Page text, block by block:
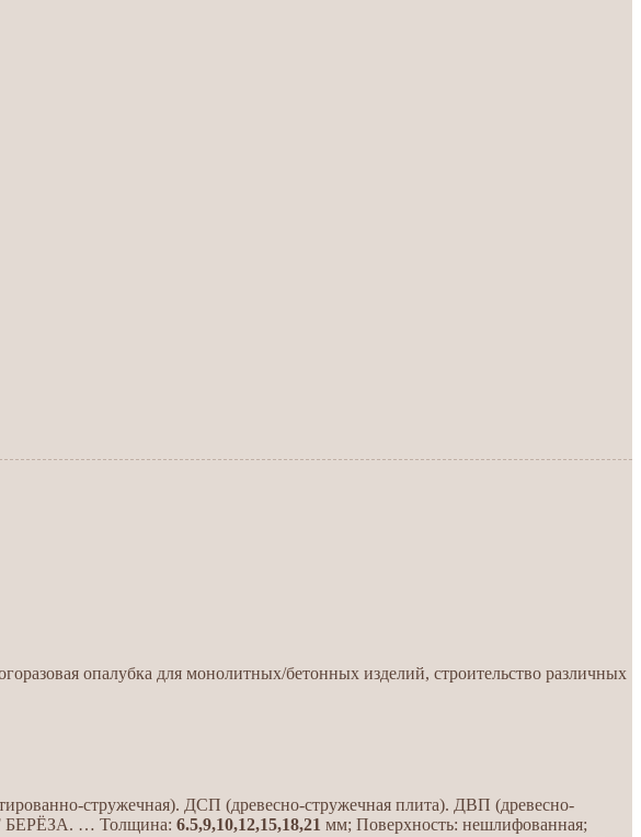
опалубка для монолитных/бетонных изделий, строительство различных
стружечная). ДСП (древесно-стружечная плита). ДВП (древесно-
БЕРЁЗА. … Толщина: 6.5,9,10,12,15,18,21 мм; Поверхность: нешлифованная;